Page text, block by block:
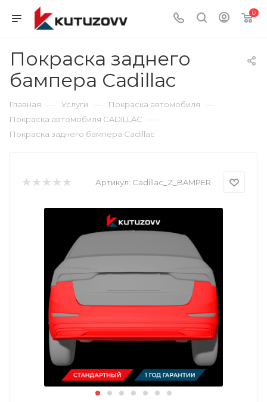
0
Покраска заднего
бампера Cadillac
Главная — Услуги — Покраска автомобиля —
Покраска автомобиля CADILLAC —
Покраска заднего бампера Cadillac
Артикул: Cadillac_Z_BAMPER